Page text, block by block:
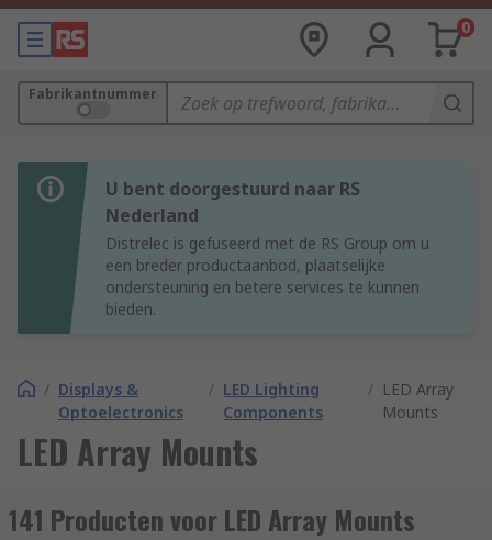
0
Fabrikantnummer
U bent doorgestuurd naar RS
Nederland
Distrelec is gefuseerd met de RS Group om u
een breder productaanbod, plaatselijke
ondersteuning en betere services te kunnen
bieden.
/ Displays &
Optoelectronics
/ LED Lighting
Components
/ LED Array
Mounts
LED Array Mounts
141 Producten voor LED Array Mounts